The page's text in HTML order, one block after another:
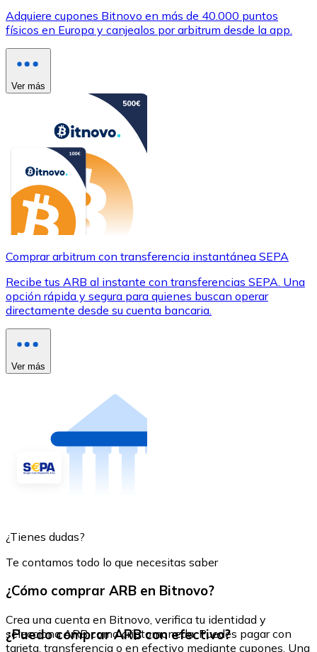
Adquiere cupones Bitnovo en más de 40.000 puntos
físicos en Europa y canjealos por arbitrum desde la app.
Ver más
Comprar arbitrum con transferencia instantánea SEPA
Recibe tus ARB al instante con transferencias SEPA. Una
opción rápida y segura para quienes buscan operar
directamente desde su cuenta bancaria.
Ver más
¿Tienes dudas?
Te contamos todo lo que necesitas saber
¿Cómo comprar ARB en Bitnovo?
Crea una cuenta en Bitnovo, verifica tu identidad y
selecciona ARB como criptomoneda. Puedes pagar con
tarjeta, transferencia o en efectivo mediante cupones. Una
¿Puedo comprar ARB con efectivo?